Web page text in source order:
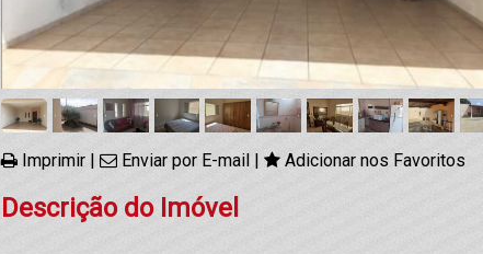
Imprimir | Enviar por E-mail | Adicionar nos Favoritos
Descrição do Imóvel